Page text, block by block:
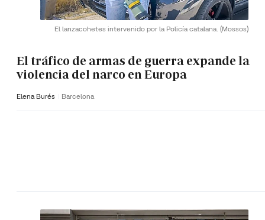
El lanzacohetes intervenido por la Policía catalana. (Mossos)
El tráfico de armas de guerra expande la
violencia del narco en Europa
Elena Burés Barcelona